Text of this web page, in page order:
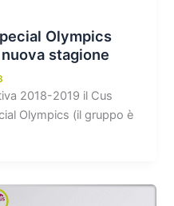
Olympics
stagione
2018-2019 il Cus
Olympics (il gruppo è